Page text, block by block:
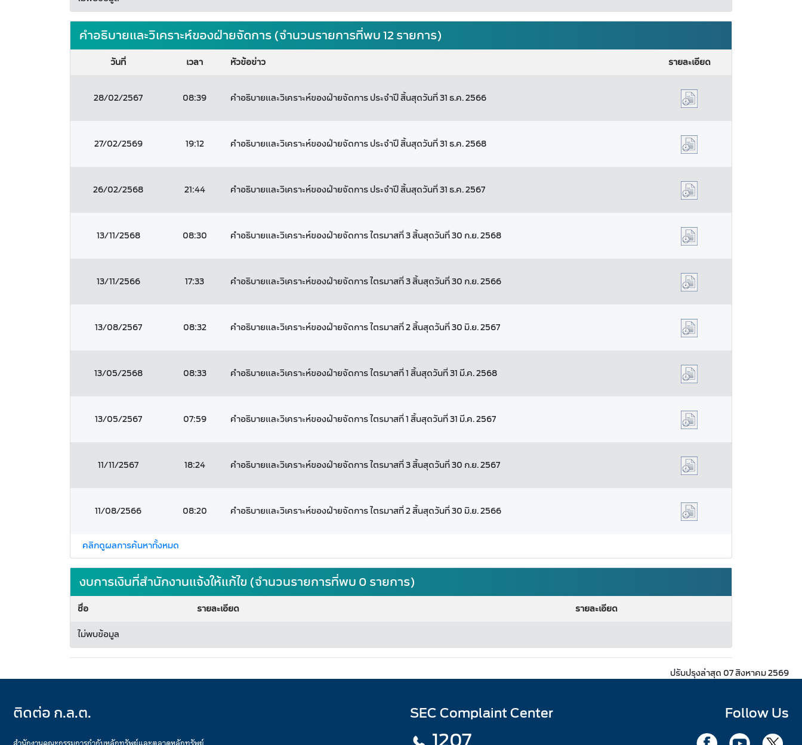
คำอธิบายและวิเคราะห์ของฝ่ายจัดการ (จำนวนรายการที่พบ 12 รายการ)
วันที่ เวลา หัวข้อข่าว รายละเอียด
28/02/2567 08:39 คำอธิบายและวิเคราะห์ของฝ่ายจัดการ ประจำปี สิ้นสุดวันที่ 31 ธ.ค. 2566
27/02/2569 19:12 คำอธิบายและวิเคราะห์ของฝ่ายจัดการ ประจำปี สิ้นสุดวันที่ 31 ธ.ค. 2568
26/02/2568 21:44 คำอธิบายและวิเคราะห์ของฝ่ายจัดการ ประจำปี สิ้นสุดวันที่ 31 ธ.ค. 2567
13/11/2568 08:30 คำอธิบายและวิเคราะห์ของฝ่ายจัดการ ไตรมาสที่ 3 สิ้นสุดวันที่ 30 ก.ย. 2568
13/11/2566 17:33 คำอธิบายและวิเคราะห์ของฝ่ายจัดการ ไตรมาสที่ 3 สิ้นสุดวันที่ 30 ก.ย. 2566
13/08/2567 08:32 คำอธิบายและวิเคราะห์ของฝ่ายจัดการ ไตรมาสที่ 2 สิ้นสุดวันที่ 30 มิ.ย. 2567
13/05/2568 08:33 คำอธิบายและวิเคราะห์ของฝ่ายจัดการ ไตรมาสที่ 1 สิ้นสุดวันที่ 31 มี.ค. 2568
13/05/2567 07:59 คำอธิบายและวิเคราะห์ของฝ่ายจัดการ ไตรมาสที่ 1 สิ้นสุดวันที่ 31 มี.ค. 2567
11/11/2567 18:24 คำอธิบายและวิเคราะห์ของฝ่ายจัดการ ไตรมาสที่ 3 สิ้นสุดวันที่ 30 ก.ย. 2567
11/08/2566 08:20 คำอธิบายและวิเคราะห์ของฝ่ายจัดการ ไตรมาสที่ 2 สิ้นสุดวันที่ 30 มิ.ย. 2566
คลิกดูผลการค้นหาทั้งหมด
งบการเงินที่สำนักงานแจ้งให้แก้ไข (จำนวนรายการที่พบ 0 รายการ)
ชื่อ รายละเอียด
รายละเอียด
ไม่พบข้อมูล
ปรับปรุงล่าสุด 07 สิงหาคม 2569
ติดต่อ ก.ล.ต. SEC Complaint Center Follow Us